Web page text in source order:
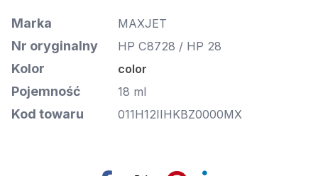
Marka MAXJET
Nr oryginalny HP C8728 / HP 28
Kolor color
Pojemność 18 ml
Kod towaru 011H12IIHKBZ0000MX